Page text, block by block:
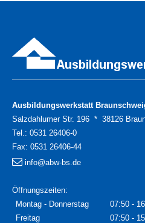
Ausbildungswerkstatt
Salzdahlumer Str. 196 * 38126
Tel.: 0531 26406-0
Fax: 0531 26406-44
info@abw-bs.de
Öffnungszeiten:
Montag - Donnerstag
07:50 -
Freitag
07:50 -